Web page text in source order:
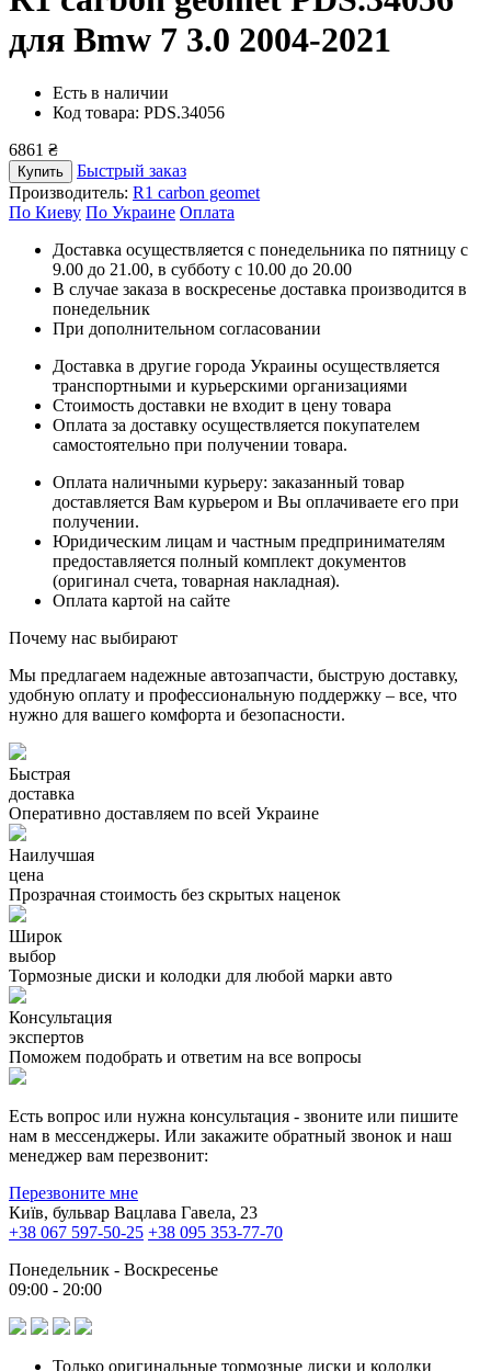
для Bmw 7 3.0 2004-2021
Есть в наличии
Код товара: PDS.34056
6861 ₴
Купить
Быстрый заказ
Производитель: R1 carbon geomet
По Киеву По Украине Оплата
Доставка осуществляется с понедельника по пятницу с
9.00 до 21.00, в субботу с 10.00 до 20.00
В случае заказа в воскресенье доставка производится в
понедельник
При дополнительном согласовании
Доставка в другие города Украины осуществляется
транспортными и курьерскими организациями
Стоимость доставки не входит в цену товара
Оплата за доставку осуществляется покупателем
самостоятельно при получении товара.
Оплата наличными курьеру: заказанный товар
доставляется Вам курьером и Вы оплачиваете его при
получении.
Юридическим лицам и частным предпринимателям
предоставляется полный комплект документов
(оригинал счета, товарная накладная).
Оплата картой на сайте
Почему нас выбирают
Мы предлагаем надежные автозапчасти, быструю доставку,
удобную оплату и профессиональную поддержку – все, что
нужно для вашего комфорта и безопасности.
Быстрая
доставка
Оперативно доставляем по всей Украине
Наилучшая
цена
Прозрачная стоимость без скрытых наценок
Широк
выбор
Тормозные диски и колодки для любой марки авто
Консультация
экспертов
Поможем подобрать и ответим на все вопросы
Есть вопрос или нужна консультация - звоните или пишите
нам в мессенджеры. Или закажите обратный звонок и наш
менеджер вам перезвонит:
Перезвоните мне
Київ, бульвар Вацлава Гавела, 23
+38 067 597-50-25 +38 095 353-77-70
Понедельник - Воскресенье
09:00 - 20:00
Только оригинальные тормозные диски и колодки